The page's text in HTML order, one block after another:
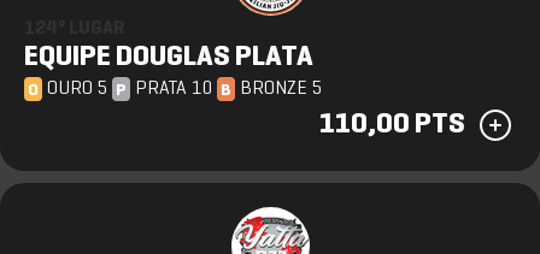
EQUIPE DOUGLAS PLATA
O OURO 5 P PRATA 10 B BRONZE 5
110,00 PTS